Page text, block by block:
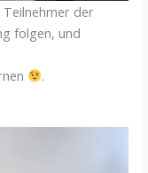
der
folgen, und
.